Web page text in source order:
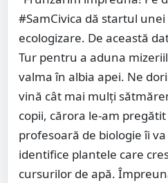
#SamCivica dă startul
ecologizare. De această
Tur pentru a aduna
valma în albia apei. Ne
vină cât mai mulți
copii, cărora le-am
profesoară de biologie îi
identifice plantele care
cursurilor de apă.